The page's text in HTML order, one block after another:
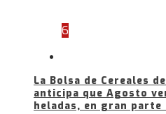
6
La Bolsa de Cereales
anticipa que Agosto
heladas, en gran